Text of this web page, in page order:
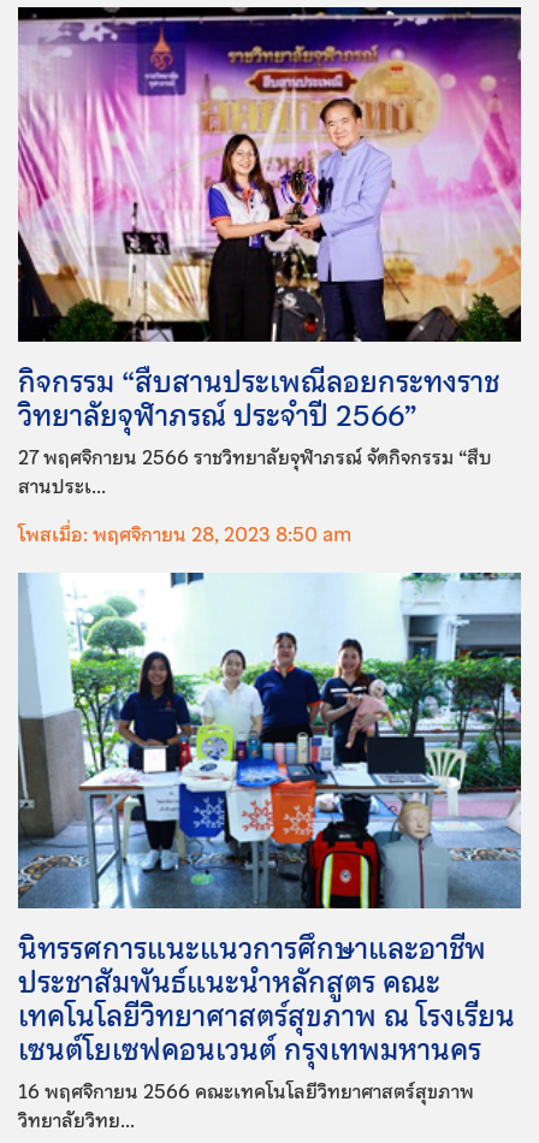
กิจกรรม “สืบสานประเพณีลอยกระทงราช
วิทยาลัยจุฬาภรณ์ ประจำปี 2566”
27 พฤศจิกายน 2566 ราชวิทยาลัยจุฬาภรณ์ จัดกิจกรรม “สืบ
สานประเ...
โพสเมื่อ: พฤศจิกายน 28, 2023 8:50 am
นิทรรศการแนะแนวการศึกษาและอาชีพ
ประชาสัมพันธ์แนะนำหลักสูตร คณะ
เทคโนโลยีวิทยาศาสตร์สุขภาพ ณ โรงเรียน
เซนต์โยเซฟคอนเวนต์ กรุงเทพมหานคร
16 พฤศจิกายน 2566 คณะเทคโนโลยีวิทยาศาสตร์สุขภาพ
วิทยาลัยวิทย...